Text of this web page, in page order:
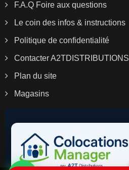
F.A.Q Foire aux questions
Le coin des infos & instructions
Politique de confidentialité
Contacter A2TDISTRIBUTIONS
Plan du site
Magasins